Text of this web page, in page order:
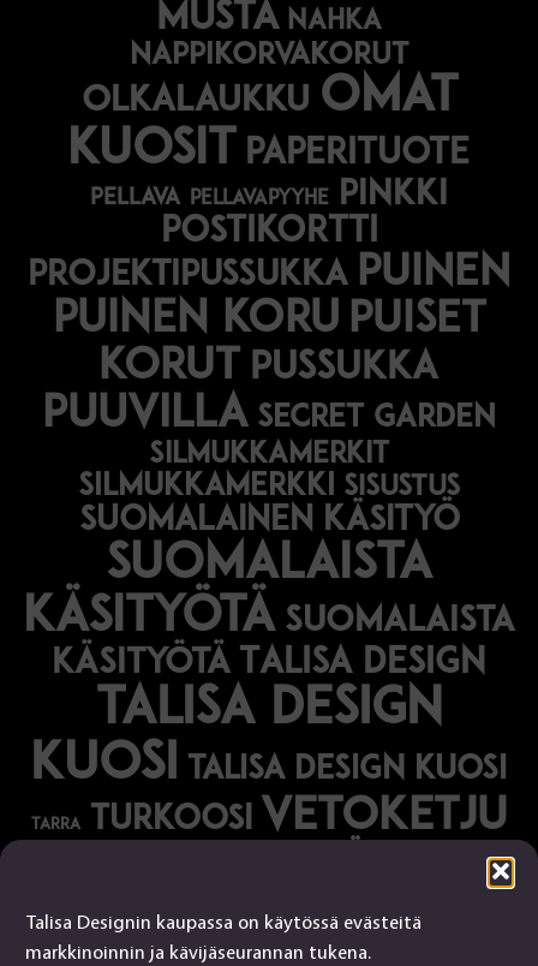
Talisa Designin kaupassa on käytössä evästeitä
markkinoinnin ja kävijäseurannan tukena.
musta nahka
nappikorvakorut
olkalaukku omat
kuosit paperituote
pellava pellavapyyhe pinkki
postikortti
projektipussukka puinen
puinen koru puiset
korut pussukka
puuvilla secret garden
silmukkamerkit
silmukkamerkki sisustus
suomalainen käsityö
suomalaista
käsityötä suomalaista
käsityötä Talisa Design
talisa design
kuosi talisa design kuosi
tarra turkoosi vetoketju
Talisa Design